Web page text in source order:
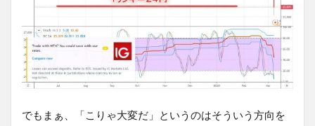
でもまぁ、「こりゃ大変だ」というのはそういう方向を